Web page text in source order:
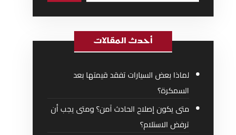
أحدث المقالات
لماذا بعض السيارات تفقد قيمتها بعد
السمكرة؟
متى يكون إصلاح الحادث آمن؟ ومتى يجب أن
ترفض الاستلام؟